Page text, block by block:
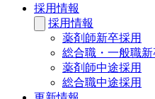
採用情報
採用情報
薬剤師新卒採用
総合職・一般職新
薬剤師中途採用
総合職中途採用